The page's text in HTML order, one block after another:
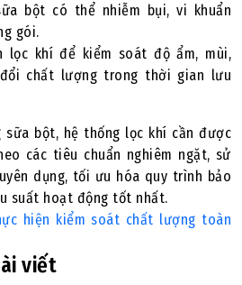
bột có thể nhiễm bụi, vi khuẩn
gói.
lọc khí để kiểm soát độ ẩm, mùi,
chất lượng trong thời gian lưu
bột, hệ thống lọc khí cần được
các tiêu chuẩn nghiêm ngặt, sử
dụng, tối ưu hóa quy trình bảo
suất hoạt động tốt nhất.
hiện kiểm soát chất lượng toàn
viết